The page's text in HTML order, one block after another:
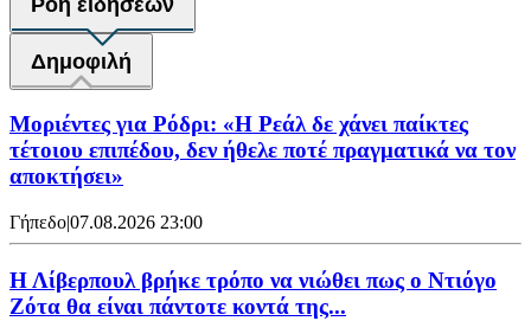
Δημοφιλή
Μοριέντες για Ρόδρι: «Η Ρεάλ δε χάνει παίκτες
τέτοιου επιπέδου, δεν ήθελε ποτέ πραγματικά να τον
αποκτήσει»
Γήπεδο|07.08.2026 23:00
Η Λίβερπουλ βρήκε τρόπο να νιώθει πως ο Ντιόγο
Ζότα θα είναι πάντοτε κοντά της...